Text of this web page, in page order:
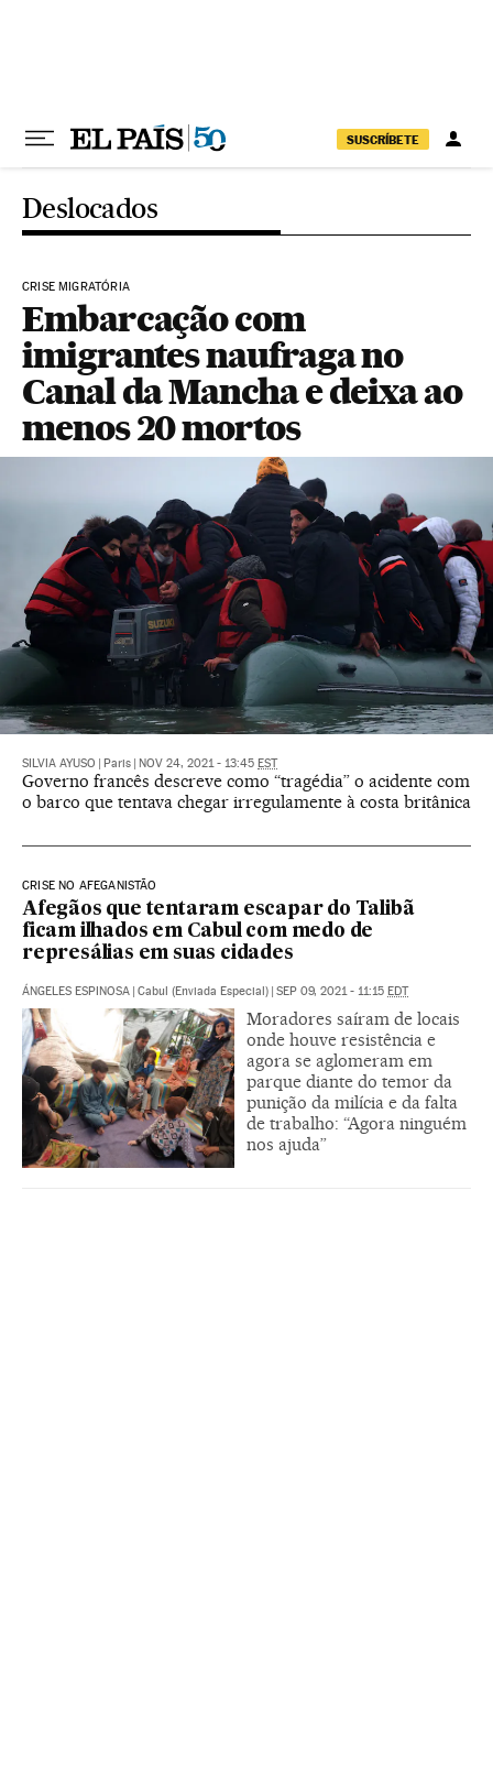
SUSCRÍBETE
Deslocados
CRISE MIGRATÓRIA
Embarcação com
imigrantes naufraga no
Canal da Mancha e deixa ao
menos 20 mortos
SILVIA AYUSO Paris NOV 24, 2021 - 13:45 EST
Governo francês descreve como “tragédia” o acidente com
o barco que tentava chegar irregulamente à costa britânica
CRISE NO AFEGANISTÃO
Afegãos que tentaram escapar do Talibã
ficam ilhados em Cabul com medo de
represálias em suas cidades
ÁNGELES ESPINOSA Cabul (Enviada Especial) SEP 09, 2021 - 11:15 EDT
Moradores saíram de locais
onde houve resistência e
agora se aglomeram em
parque diante do temor da
punição da milícia e da falta
de trabalho: “Agora ninguém
nos ajuda”